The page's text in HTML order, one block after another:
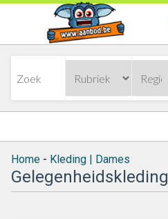
Home - Kleding | Dames
Gelegenheidskleding